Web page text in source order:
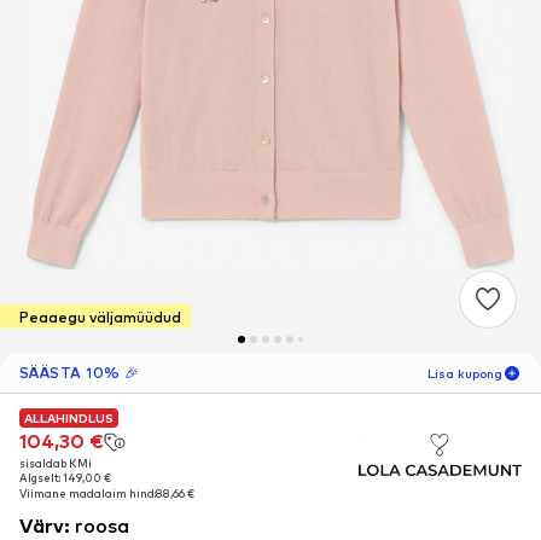
Peaaegu väljamüüdud
SÄÄSTA 10% 🎉 Lisa kupong
ALLAHINDLUS
104,30 €
sisaldab KMi
Algselt: 149,00 €
Viimane madalaim hind:88,66 €
ALLAHINDLUS
104,30 €
sisaldab KMi
Algselt: 149,00 €
Viimane madalaim hind:88,66 €
Värv: roosa